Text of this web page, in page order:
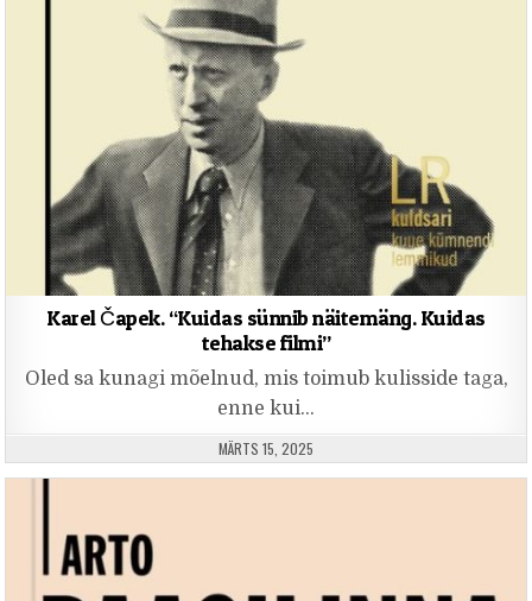
Karel Čapek. “Kuidas sünnib näitemäng. Kuidas
tehakse filmi”
Oled sa kunagi mõelnud, mis toimub kulisside taga,
enne kui…
PUBLISHED DATE:
MÄRTS 15, 2025